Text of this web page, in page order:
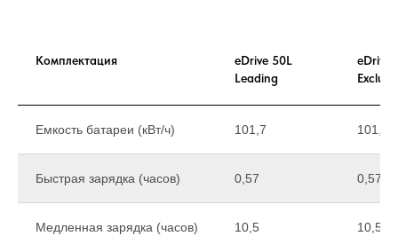
Комплектация
eDrive 50L
Leading
eDrive
Емкость батареи (кВт/ч) 101,7 101,7
Быстрая зарядка (часов) 0,57 0,57
Медленная зарядка (часов) 10,5 10,5